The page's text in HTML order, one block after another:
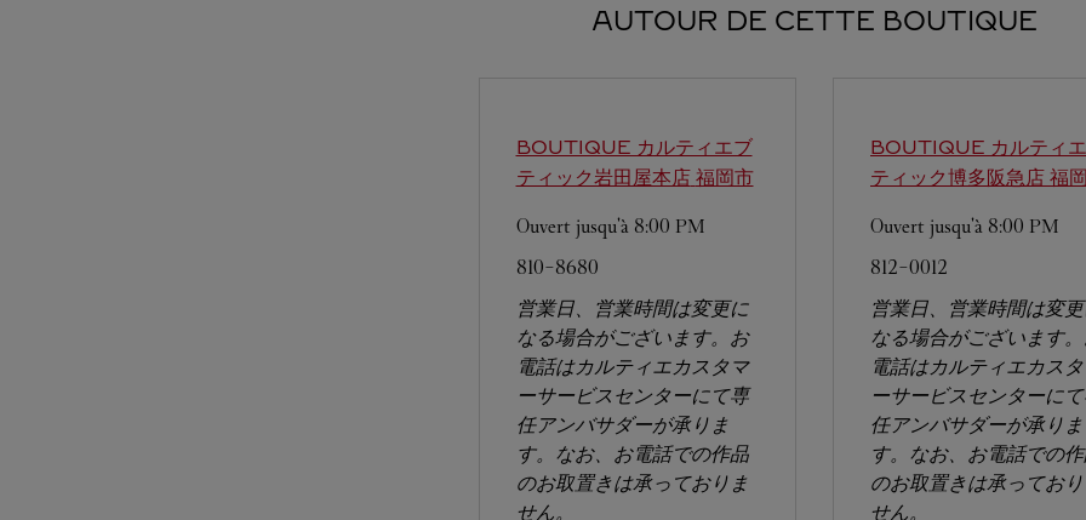
AUTOUR DE CETTE BOUTIQUE
BOUTIQUE カルティエブ
ティック岩田屋本店 福岡市
Ouvert jusqu'à 8:00 PM
810-8680
営業日、営業時間は変更に
なる場合がございます。お
電話はカルティエカスタマ
ーサービスセンターにて専
任アンバサダーが承りま
す。なお、お電話での作品
のお取置きは承っておりま
せん。
BOUTIQUE カルティ
ティック博多阪急店 福
Ouvert jusqu'à 8:00 PM
812-0012
営業日、営業時間は変
なる場合がございます
電話はカルティエカス
ーサービスセンターに
任アンバサダーが承りま
す。なお、お電話での
のお取置きは承っており
せん。